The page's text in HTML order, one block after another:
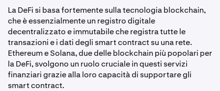
La DeFi si basa fortemente sulla tecnologia blockchain,
che è essenzialmente un registro digitale
decentralizzato e immutabile che registra tutte le
transazioni e i dati degli smart contract su una rete.
Ethereum e Solana, due delle blockchain più popolari per
la DeFi, svolgono un ruolo cruciale in questi servizi
finanziari grazie alla loro capacità di supportare gli
smart contract.